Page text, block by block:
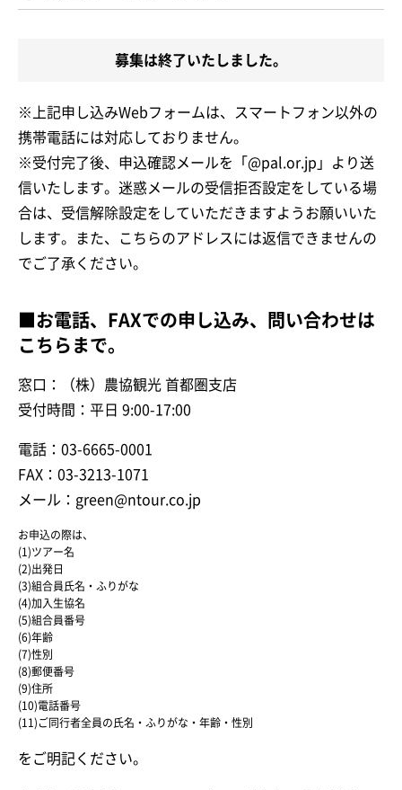
募集は終了いたしました。
※上記申し込みWebフォームは、スマートフォン以外の
携帯電話には対応しておりません。
※受付完了後、申込確認メールを「@pal.or.jp」より送
信いたします。迷惑メールの受信拒否設定をしている場
合は、受信解除設定をしていただきますようお願いいた
します。また、こちらのアドレスには返信できませんの
でご了承ください。
■お電話、FAXでの申し込み、問い合わせは
こちらまで。
窓口：（株）農協観光 首都圏支店
受付時間：平日 9:00-17:00
電話：03-6665-0001
FAX：03-3213-1071
メール：green@ntour.co.jp
お申込の際は、
(1)ツアー名
(2)出発日
(3)組合員氏名・ふりがな
(4)加入生協名
(5)組合員番号
(6)年齢
(7)性別
(8)郵便番号
(9)住所
(10)電話番号
(11)ご同行者全員の氏名・ふりがな・年齢・性別
をご明記ください。